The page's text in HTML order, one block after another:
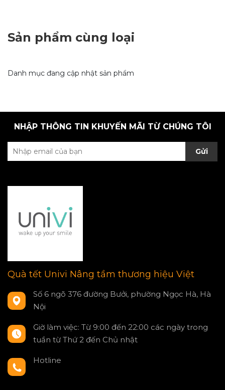
Sản phẩm cùng loại
Danh mục đang cập nhật sản phẩm
NHẬP THÔNG TIN KHUYẾN MÃI TỪ CHÚNG TÔI
Gửi
Quà tết Univi Nâng tầm thương hiệu Việt
Số 6 ngõ 376 đường Bưởi, phường Ngọc Hà, Hà
Nội
Giờ làm việc: Từ 9:00 đến 22:00 các ngày trong
tuần từ Thứ 2 đến Chủ nhật
Hotline